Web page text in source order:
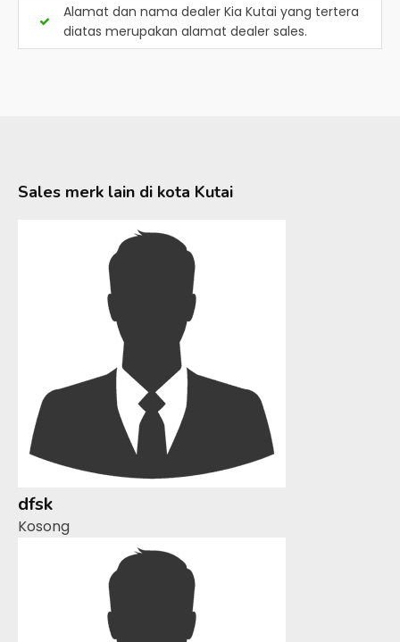
Alamat dan nama dealer Kia Kutai yang tertera
diatas merupakan alamat dealer sales.
Sales merk lain di kota Kutai
dfsk
Kosong